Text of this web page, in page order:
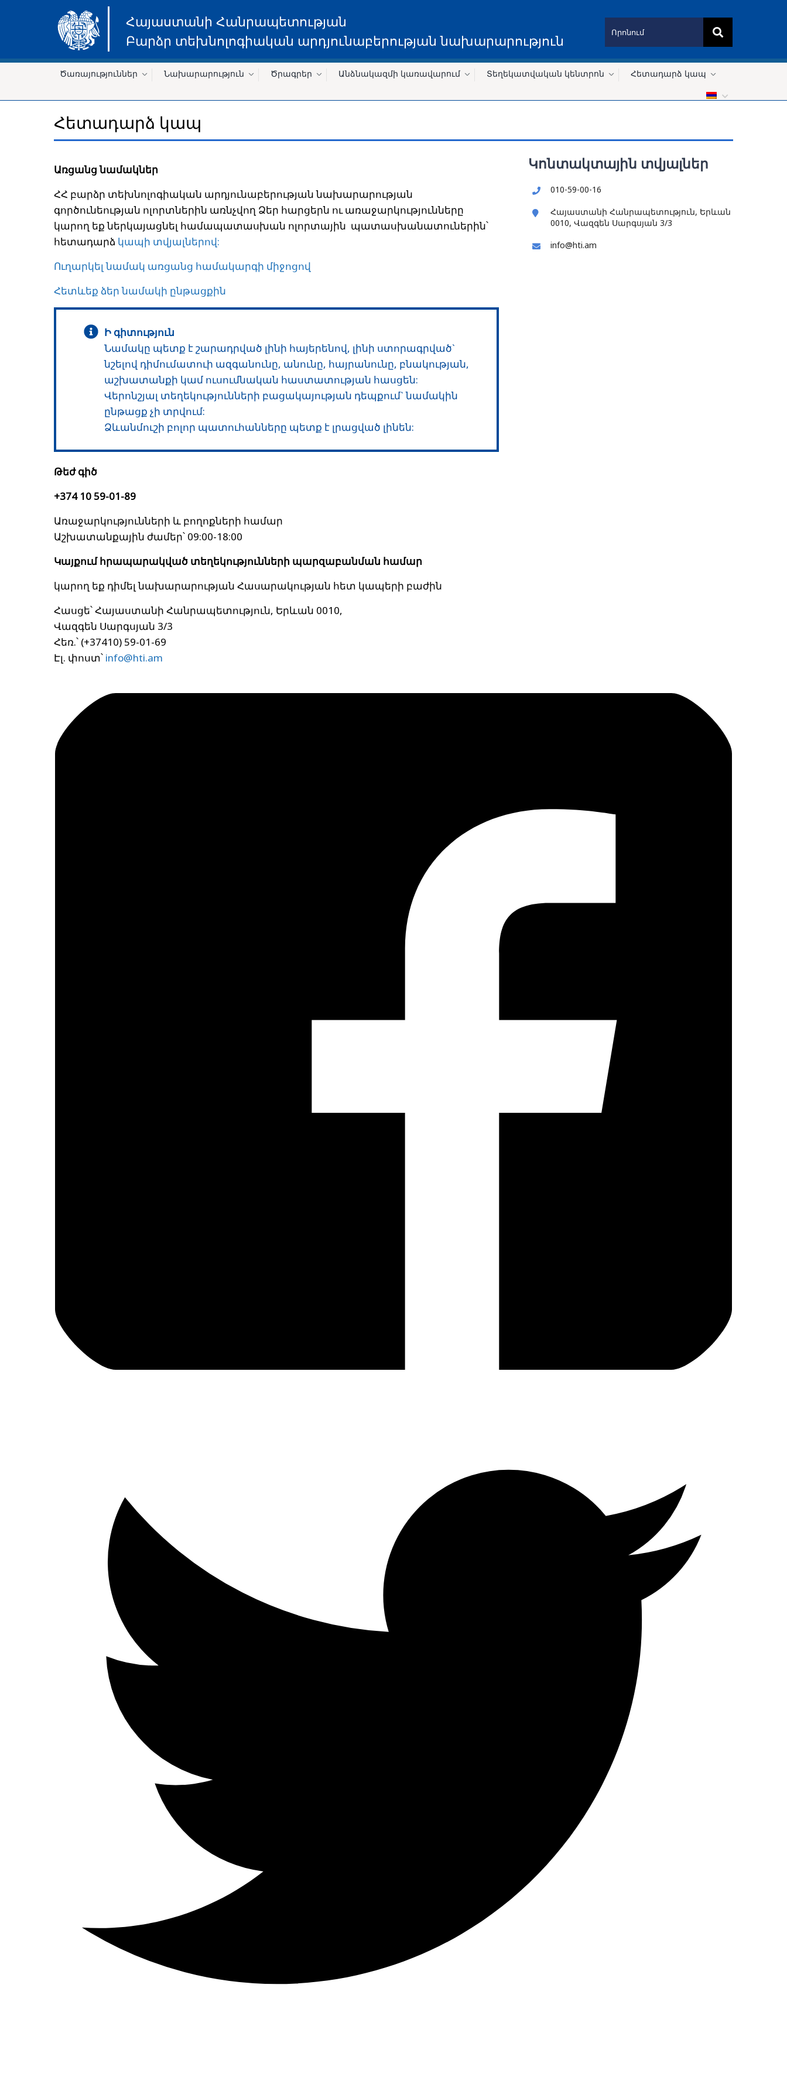
Հայաստանի Հանրապետության
Բարձր տեխնոլոգիական արդյունաբերության նախարարություն
Ծառայություններ Նախարարություն Ծրագրեր Անձնակազմի կառավարում Տեղեկատվական կենտրոն Հետադարձ կապ
Հետադարձ կապ
Առցանց նամակներ
ՀՀ բարձր տեխնոլոգիական արդյունաբերության նախարարության
գործունեության ոլորտներին առնչվող Ձեր հարցերն ու առաջարկությունները
կարող եք ներկայացնել համապատասխան ոլորտային պատասխանատուներին՝
հետադարձ կապի տվյալներով:
Ուղարկել նամակ առցանց համակարգի միջոցով
Հետևեք ձեր նամակի ընթացքին
Ի գիտություն
Նամակը պետք է շարադրված լինի հայերենով, լինի ստորագրված`
նշելով դիմումատուի ազգանունը, անունը, հայրանունը, բնակության,
աշխատանքի կամ ուսումնական հաստատության հասցեն:
Վերոնշյալ տեղեկությունների բացակայության դեպքում` նամակին
ընթացք չի տրվում:
Ձևանմուշի բոլոր պատուհանները պետք է լրացված լինեն:
Թեժ գիծ
+374 10 59-01-89
Առաջարկությունների և բողոքների համար
Աշխատանքային ժամեր՝ 09:00-18:00
Կայքում հրապարակված տեղեկությունների պարզաբանման համար
կարող եք դիմել նախարարության Հասարակության հետ կապերի բաժին
Հասցե՝ Հայաստանի Հանրապետություն, Երևան 0010,
Վազգեն Սարգսյան 3/3
Հեռ.՝ (+37410) 59-01-69
Էլ. փոստ՝ info@hti.am
Կոնտակտային տվյալներ
010-59-00-16
Հայաստանի Հանրապետություն, Երևան
0010, Վազգեն Սարգսյան 3/3
info@hti.am